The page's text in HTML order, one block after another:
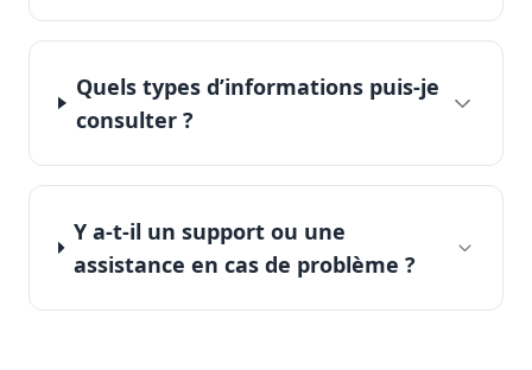
Quels types d’informations puis-je
consulter ?
Y a-t-il un support ou une
assistance en cas de problème ?